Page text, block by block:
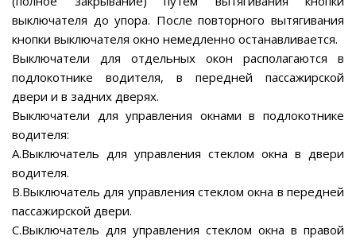
выключателя до упора. После повторного вытягивания
кнопки выключателя окно немедленно останавливается.
Выключатели для отдельных окон располагаются в
подлокотнике водителя, в передней пассажирской
двери и в задних дверях.
Выключатели для управления окнами в подлокотнике
водителя:
А.Выключатель для управления стеклом окна в двери
водителя.
В.Выключатель для управления стеклом окна в передней
пассажирской двери.
С.Выключатель для управления стеклом окна в правой